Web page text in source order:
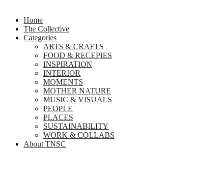
Home
The Collective
Categories
ARTS & CRAFTS
FOOD & RECEPIES
INSPIRATION
INTERIOR
MOMENTS
MOTHER NATURE
MUSIC & VISUALS
PEOPLE
PLACES
SUSTAINABILITY
WORK & COLLABS
About TNSC